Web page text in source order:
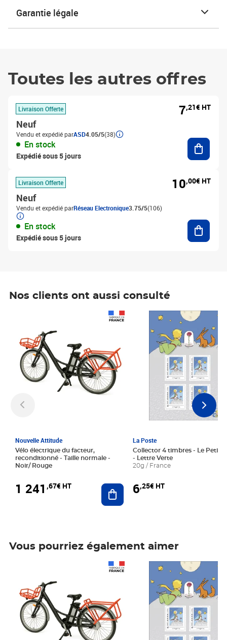
Garantie légale
Toutes les autres offres
Livraison Offerte
Neuf
Vendu et expédié parASD4.05/5(38)
En stock
Expédié sous 5 jours
7,21€ HT
Livraison Offerte
Neuf
Vendu et expédié parRéseau Electronique3.75/5(106)
En stock
Expédié sous 5 jours
10,00€ HT
Nos clients ont aussi consulté
Nouvelle Attitude
Vélo électrique du facteur,
reconditionné - Taille normale -
Noir/ Rouge
1 241 ,67€ HT Ajouter au panier
La Poste
Collector 4 timbres - Le Petit
- Lettre Verte
20g / France
6,25€ HT
Prix 6,25€ HT
Vous pourriez également aimer
Prix 6,25€ HT